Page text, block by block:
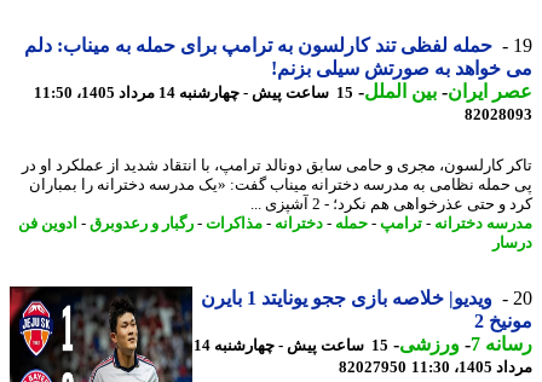
حمله لفظی تند کارلسون به ترامپ برای حمله به میناب: دلم
خواهد به صورتش سیلی بزنم!
ایران- بین الملل-15 ساعت پیش - چهارشنبه 14 مرداد 1405، 11:50
کارلسون، مجری و حامی سابق دونالد ترامپ، با انتقاد شدید از عملکرد او در
نظامی به مدرسه دخترانه میناب گفت: «یک مدرسه دخترانه را بمباران
حتی عذرخواهی هم نکرد؛ - 2 آشپزی ...
دخترانه- ترامپ -حمله-دخترانه- مذاکرات- رگبار و رعدوبرق- ادوین فن
ویدیو| خلاصه بازی ججو یونایتد 1 بایرن
2
7
-ورزشی-
15 ساعت پیش - چهارشنبه 14
11:30
82027950